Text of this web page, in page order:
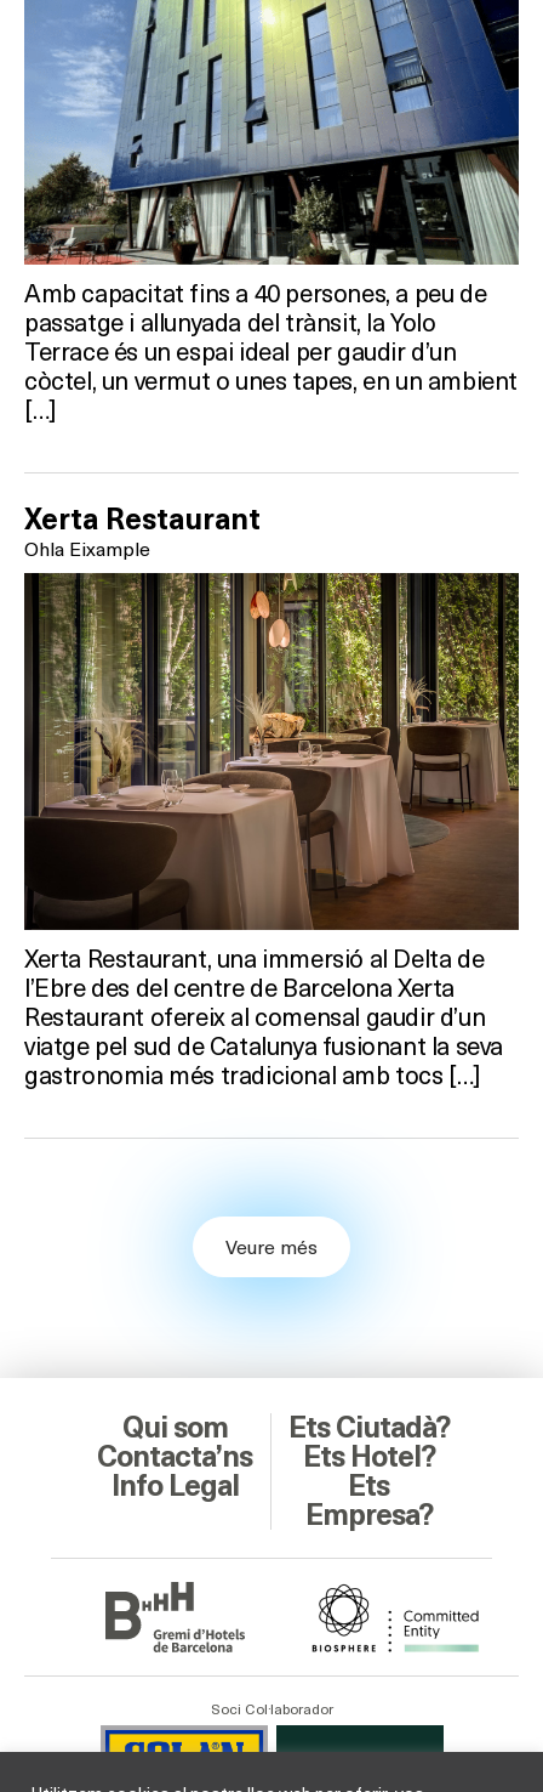
RESTAURANTS
SALES
Activitats
On?
Amb capacitat fins a 40 persones, a peu de
passatge i allunyada del trànsit, la Yolo
Terrace és un espai ideal per gaudir d’un
còctel, un vermut o unes tapes, en un ambient
[…]
Xerta Restaurant
Ohla Eixample
Xerta Restaurant, una immersió al Delta de
l’Ebre des del centre de Barcelona Xerta
Restaurant ofereix al comensal gaudir d’un
viatge pel sud de Catalunya fusionant la seva
gastronomia més tradicional amb tocs […]
Veure més
Qui som
Contacta’ns
Info Legal
Ets Ciutadà?
Ets Hotel?
Ets
Empresa?
Soci Col·laborador